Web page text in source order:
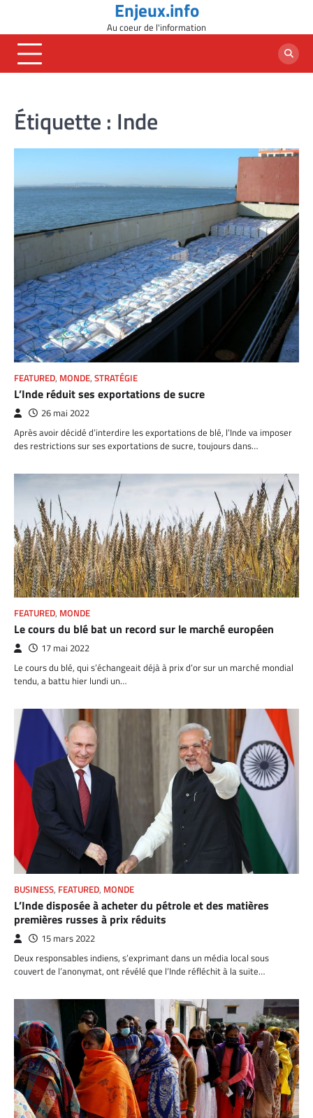
content
Enjeux.info
Au coeur de l'information
Étiquette : Inde
FEATURED, MONDE, STRATÉGIE
L’Inde réduit ses exportations de sucre
26 mai 2022
Après avoir décidé d’interdire les exportations de blé, l’Inde va imposer
des restrictions sur ses exportations de sucre, toujours dans…
FEATURED, MONDE
Le cours du blé bat un record sur le marché européen
17 mai 2022
Le cours du blé, qui s’échangeait déjà à prix d’or sur un marché mondial
tendu, a battu hier lundi un…
BUSINESS, FEATURED, MONDE
L’Inde disposée à acheter du pétrole et des matières
premières russes à prix réduits
15 mars 2022
Deux responsables indiens, s’exprimant dans un média local sous
couvert de l’anonymat, ont révélé que l’Inde réfléchit à la suite…